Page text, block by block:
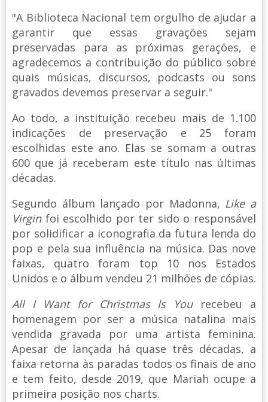
"A Biblioteca Nacional tem orgulho de ajudar a
garantir que essas gravações sejam
preservadas para as próximas gerações, e
agradecemos a contribuição do público sobre
quais músicas, discursos, podcasts ou sons
gravados devemos preservar a seguir."
Ao todo, a instituição recebeu mais de 1.100
indicações de preservação e 25 foram
escolhidas este ano. Elas se somam a outras
600 que já receberam este título nas últimas
décadas.
Segundo álbum lançado por Madonna, Like a
Virginfoi escolhido por ter sido o responsável
por solidificar a iconografia da futura lenda do
pop e pela sua influência na música. Das nove
faixas, quatro foram top 10 nos Estados
Unidos e o álbum vendeu 21 milhões de cópias.
All I Want for Christmas Is Yourecebeu a
homenagem por ser a música natalina mais
vendida gravada por uma artista feminina.
Apesar de lançada há quase três décadas, a
faixa retorna às paradas todos os finais de ano
e tem feito, desde 2019, que Mariah ocupe a
primeira posição nos charts.